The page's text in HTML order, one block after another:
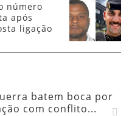
número
após
ligação
batem boca por
com conflito...